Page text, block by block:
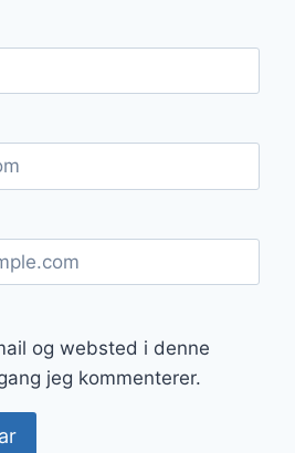
og websted i denne
jeg kommenterer.